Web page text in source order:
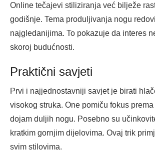
Online tečajevi stiliziranja već bilježe
godišnje. Tema produljivanja nogu
najgledanijima. To pokazuje da interes
skoroj budućnosti.
Praktični savjeti
Prvi i najjednostavniji savjet je birati
visokog struka. One pomiču fokus
dojam duljih nogu. Posebno su
kratkim gornjim dijelovima. Ovaj trik
svim stilovima.